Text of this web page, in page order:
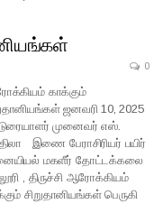
0
காக்கும்
ஜனவரி 10, 2025
முனைவர் எஸ்.
இணை பேராசிரியர் பயிர்
மகளீர் தோட்டக்கலை
, திருச்சி ஆரோக்கியம்
சிறுதானியங்கள் பெருகி